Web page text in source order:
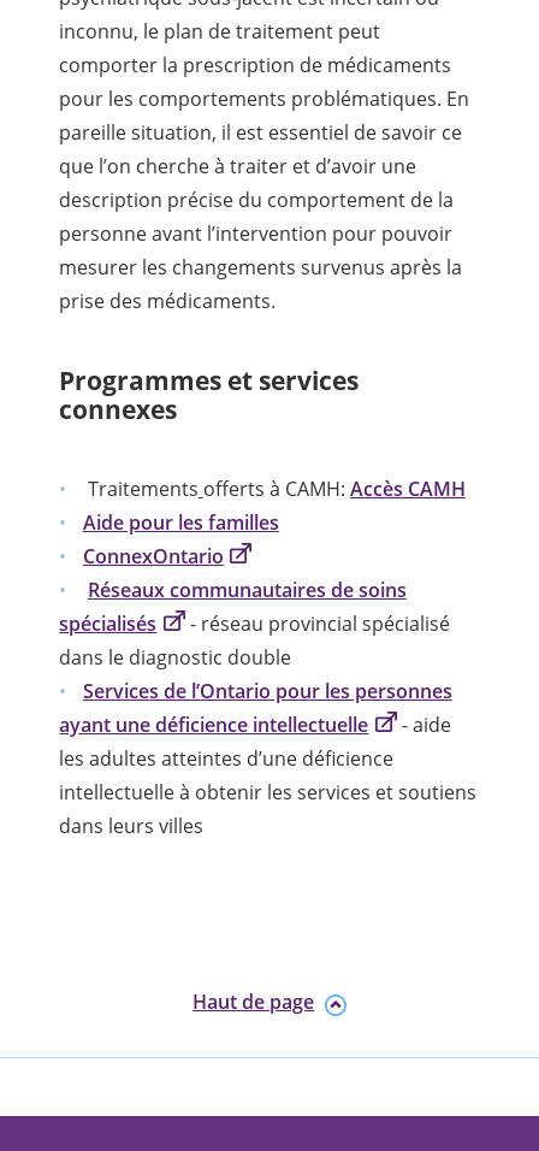
inconnu, le plan de traitement peut
comporter la prescription de médicaments
pour les comportements problématiques. En
pareille situation, il est essentiel de savoir ce
que l’on cherche à traiter et d’avoir une
description précise du comportement de la
personne avant l’intervention pour pouvoir
mesurer les changements survenus après la
prise des médicaments.
Programmes et services
connexes
Traitements offerts à CAMH: Accès CAMH
Aide pour les familles
ConnexOntario
Réseaux communautaires de soins
spécialisés
- réseau provincial spécialisé
dans le diagnostic double
Services de l’Ontario pour les personnes
ayant une déficience intellectuelle
- aide
les adultes atteintes d’une déficience
intellectuelle à obtenir les services et soutiens
dans leurs villes
Haut de page